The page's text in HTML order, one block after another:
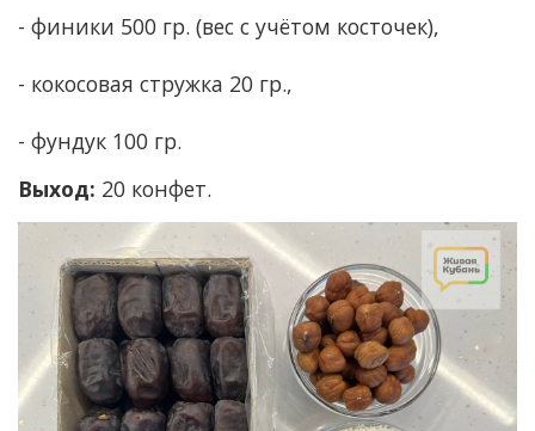
- финики 500 гр. (вес с учётом косточек),
- кокосовая стружка 20 гр.,
- фундук 100 гр.
Выход: 20 конфет.